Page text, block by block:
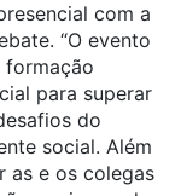
com a
“O evento
para superar
do
social. Além
as e os colegas